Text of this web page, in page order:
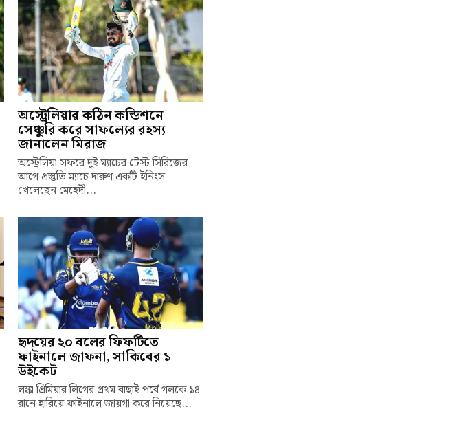
অস্ট্রেলিয়ার কঠিন কন্ডিশনে
সেঞ্চুরি করে সাফল্যের রহস্য
জানালেন মিরাজ
অস্ট্রেলিয়া সফরে দুই ম্যাচের টেস্ট সিরিজের
আগে প্রস্তুতি ম্যাচে দারুণ একটি ইনিংস
খেলেছেন মেহেদী...
হৃদয়ের ২০ বলের ফিফটিতে
ফাইনালে জাফনা, সাকিবের ১
উইকেট
লঙ্কা প্রিমিয়ার লিগের প্রথম বাছাই পর্বে গলকে ১৪
রানে হারিয়ে ফাইনালে জায়গা করে নিয়েছে...